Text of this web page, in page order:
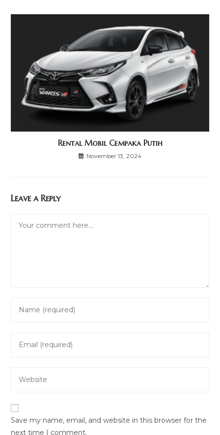
Rental Mobil Cempaka Putih
November 13, 2024
Leave a Reply
your
comment
your
address
your
URL
(optional)
Save my name, email, and website in this browser for the
next time I comment.